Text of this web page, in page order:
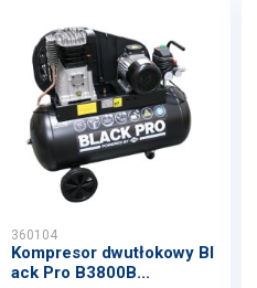
360104
Kompresor dwutłokowy Bl
ack Pro B3800B...